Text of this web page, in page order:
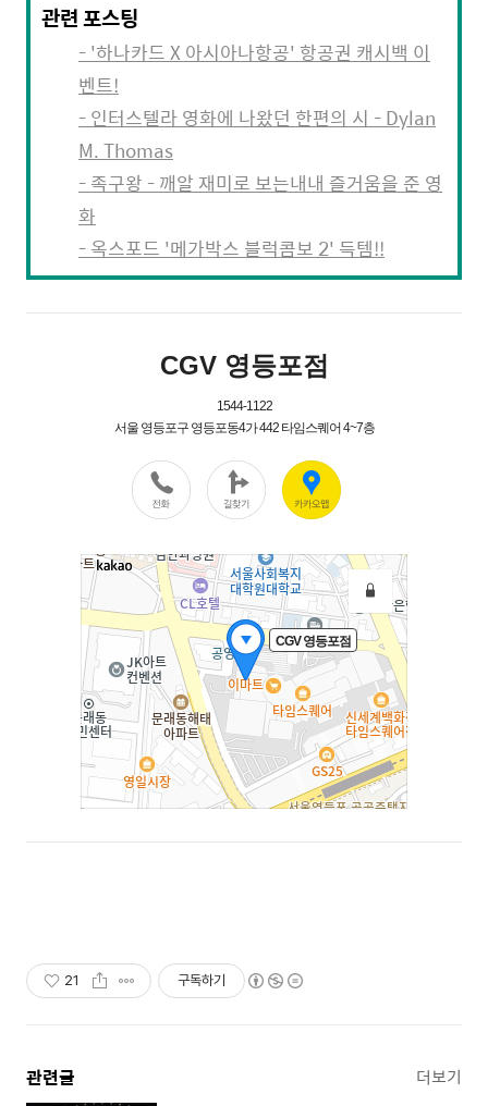
관련 포스팅
- '하나카드 X 아시아나항공' 항공권 캐시백 이
벤트!
- 인터스텔라 영화에 나왔던 한편의 시 - Dylan
M. Thomas
- 족구왕 - 깨알 재미로 보는내내 즐거움을 준 영
화
- 옥스포드 '메가박스 블럭콤보 2' 득템!!
21 구독하기
관련글 더보기